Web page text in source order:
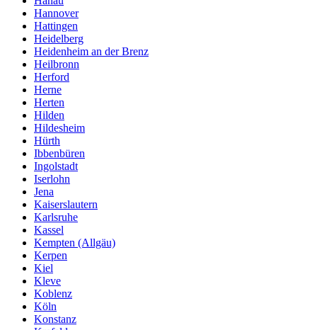
Hannover
Hattingen
Heidelberg
Heidenheim an der Brenz
Heilbronn
Herford
Herne
Herten
Hilden
Hildesheim
Hürth
Ibbenbüren
Ingolstadt
Iserlohn
Jena
Kaiserslautern
Karlsruhe
Kassel
Kempten (Allgäu)
Kerpen
Kiel
Kleve
Koblenz
Köln
Konstanz